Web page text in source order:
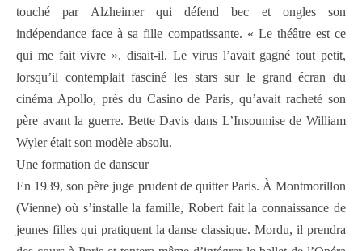
touché par Alzheimer qui défend bec et ongles son
indépendance face à sa fille compatissante. « Le théâtre est ce
qui me fait vivre », disait-il. Le virus l’avait gagné tout petit,
lorsqu’il contemplait fasciné les stars sur le grand écran du
cinéma Apollo, près du Casino de Paris, qu’avait racheté son
père avant la guerre. Bette Davis dans L’Insoumise de William
Wyler était son modèle absolu.
Une formation de danseur
En 1939, son père juge prudent de quitter Paris. À Montmorillon
(Vienne) où s’installe la famille, Robert fait la connaissance de
jeunes filles qui pratiquent la danse classique. Mordu, il prendra